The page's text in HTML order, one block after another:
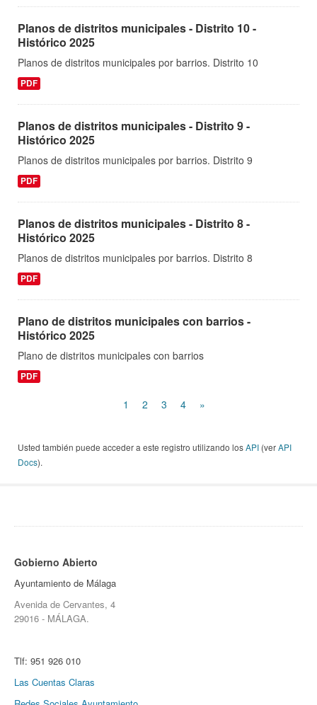
Planos de distritos municipales - Distrito 10 -
Histórico 2025
Planos de distritos municipales por barrios. Distrito 10
PDF
Planos de distritos municipales - Distrito 9 -
Histórico 2025
Planos de distritos municipales por barrios. Distrito 9
PDF
Planos de distritos municipales - Distrito 8 -
Histórico 2025
Planos de distritos municipales por barrios. Distrito 8
PDF
Plano de distritos municipales con barrios -
Histórico 2025
Plano de distritos municipales con barrios
PDF
1 2 3 4 »
Usted también puede acceder a este registro utilizando losAPI (verAPI
Docs).
Gobierno Abierto
Ayuntamiento de Málaga
Avenida de Cervantes, 4
29016 - MÁLAGA.
Tlf: 951 926 010
Las Cuentas Claras